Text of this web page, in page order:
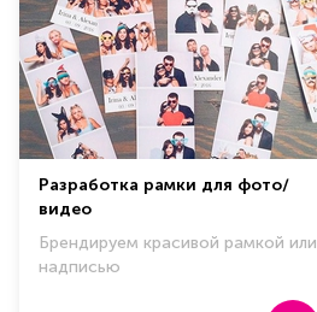
Разработка рамки для фото/
видео
Брендируем красивой рамкой или
надписью